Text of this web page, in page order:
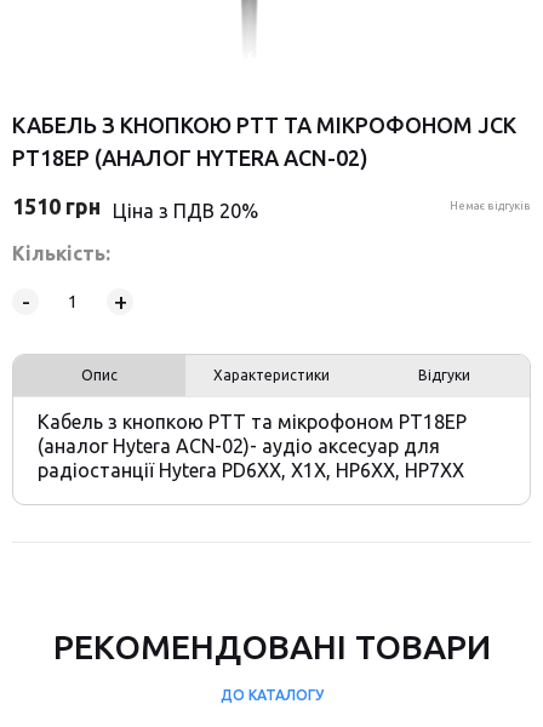
КАБЕЛЬ З КНОПКОЮ PTT ТА МІКРОФОНОМ JCK
PT18EP (АНАЛОГ HYTERA ACN-02)
1510 грн Ціна з ПДВ 20% Немає відгуків
Кількість:
- +
Опис Характеристики Відгуки
Кабель з кнопкою PTT та мікрофоном PT18EP
(аналог Hytera ACN-02)- аудіо аксесуар для
радіостанції Hytera PD6XX, X1X, HP6XX, HP7XX
РЕКОМЕНДОВАНІ ТОВАРИ
ДО КАТАЛОГУ